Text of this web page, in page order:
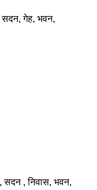
गेह, भवन,
, निवास, भवन,